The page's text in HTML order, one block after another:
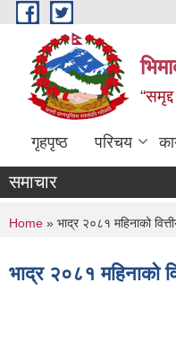
Skip to main content
गृहपृष्ठ परिचय
समाचार
You are here
Home » भाद्र २०८१ महिनाको
भाद्र २०८१ महिनाको